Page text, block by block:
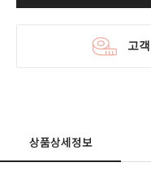
상품상세정보